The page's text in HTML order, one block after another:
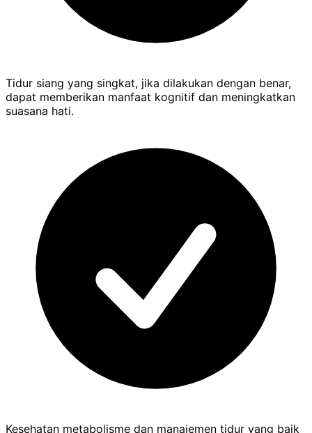
Tidur siang yang singkat, jika dilakukan dengan benar,
dapat memberikan manfaat kognitif dan meningkatkan
suasana hati.
Kesehatan metabolisme dan manajemen tidur yang baik